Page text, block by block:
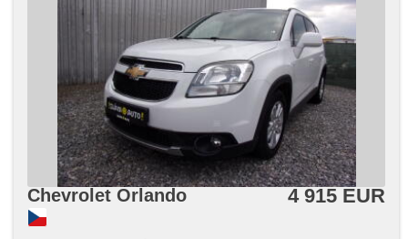
Chevrolet Orlando 4 915 EUR